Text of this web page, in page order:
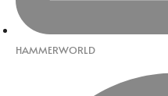
HAMMERWORLD